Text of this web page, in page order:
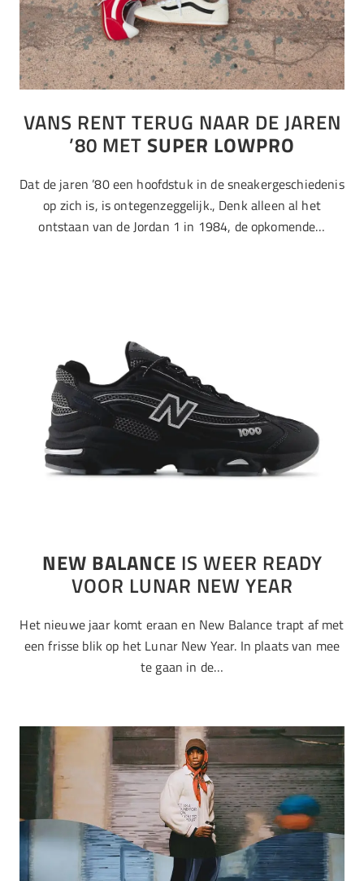
VANS RENT TERUG NAAR DE JAREN
’80 MET SUPER LOWPRO
Dat de jaren ’80 een hoofdstuk in de sneakergeschiedenis
op zich is, is ontegenzeggelijk., Denk alleen al het
ontstaan van de Jordan 1 in 1984, de opkomende…
NEW BALANCE IS WEER READY
VOOR LUNAR NEW YEAR
Het nieuwe jaar komt eraan en New Balance trapt af met
een frisse blik op het Lunar New Year. In plaats van mee
te gaan in de…